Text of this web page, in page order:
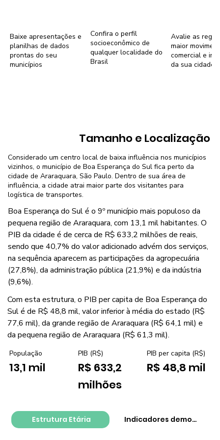
Baixe apresentações e
planilhas de dados
prontas do seu
municípios
Confira o perfil
socioeconômico de
qualquer localidade do
Brasil
Avalie as
maior
comercial e
da sua cidade
Estrutura Etária Indicadores
Tamanho e Localização
Considerado um centro local de baixa influência nos municípios
vizinhos, o município de Boa Esperança do Sul fica perto da
cidade de Araraquara, São Paulo. Dentro de sua área de
influência, a cidade atrai maior parte dos visitantes para
logística de transportes.
Boa Esperança do Sul é o 9º município mais populoso da
pequena região de Araraquara, com 13,1 mil habitantes. O
PIB da cidade é de cerca de R$ 633,2 milhões de reais,
sendo que 40,7% do valor adicionado advém dos serviços,
na sequência aparecem as participações da agropecuária
(27,8%), da administração pública (21,9%) e da indústria
(9,6%).
Com esta estrutura, o PIB per capita de Boa Esperança do
Sul é de R$ 48,8 mil, valor inferior à média do estado (R$
77,6 mil), da grande região de Araraquara (R$ 64,1 mil) e
da pequena região de Araraquara (R$ 61,3 mil).
População
13,1 mil
PIB (R$)
R$ 633,2
milhões
PIB per capita (R$)
R$ 48,8 mil